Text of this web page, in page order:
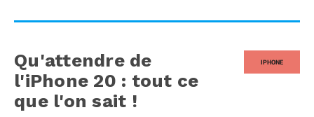
IPHONE
Qu'attendre de
l'iPhone 20 : tout ce
que l'on sait !